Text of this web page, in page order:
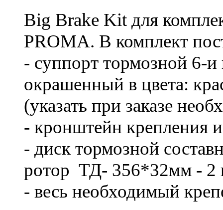
Big Brake Kit для
PROMA. В комплект
- суппорт тормозной
окрашенный в цвета:
(указать при заказе
- кронштейн крепления
- диск тормозной
ротор ТД- 356*32мм -
- весь необходимый